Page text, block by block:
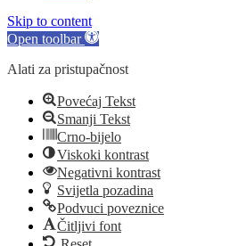
Skip to content
Open toolbar
Alati za pristupačnost
Povećaj Tekst
Smanji Tekst
Crno-bijelo
Viskoki kontrast
Negativni kontrast
Svijetla pozadina
Podvuci poveznice
Čitljivi font